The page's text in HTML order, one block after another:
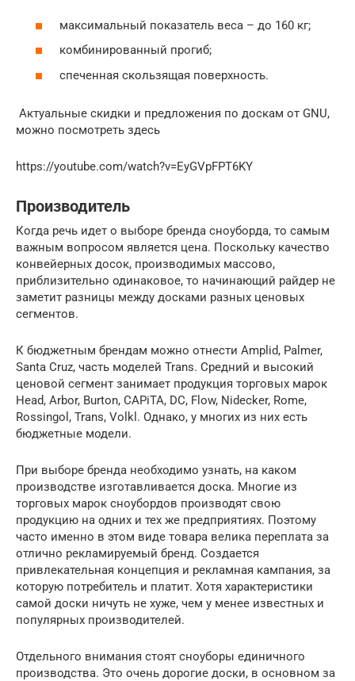
максимальный показатель веса – до 160 кг;
комбинированный прогиб;
спеченная скользящая поверхность.
Актуальные скидки и предложения по доскам от GNU,
можно посмотреть здесь
https://youtube.com/watch?v=EyGVpFPT6KY
Производитель
Когда речь идет о выборе бренда сноуборда, то самым
важным вопросом является цена. Поскольку качество
конвейерных досок, производимых массово,
приблизительно одинаковое, то начинающий райдер не
заметит разницы между досками разных ценовых
сегментов.
К бюджетным брендам можно отнести Amplid, Palmer,
Santa Cruz, часть моделей Trans. Средний и высокий
ценовой сегмент занимает продукция торговых марок
Head, Arbor, Burton, CAPiTA, DC, Flow, Nidecker, Rome,
Rossingol, Trans, Volkl. Однако, у многих из них есть
бюджетные модели.
При выборе бренда необходимо узнать, на каком
производстве изготавливается доска. Многие из
торговых марок сноубордов производят свою
продукцию на одних и тех же предприятиях. Поэтому
часто именно в этом виде товара велика переплата за
отлично рекламируемый бренд. Создается
привлекательная концепция и рекламная кампания, за
которую потребитель и платит. Хотя характеристики
самой доски ничуть не хуже, чем у менее известных и
популярных производителей.
Отдельного внимания стоят сноуборы единичного
производства. Это очень дорогие доски, в основном за